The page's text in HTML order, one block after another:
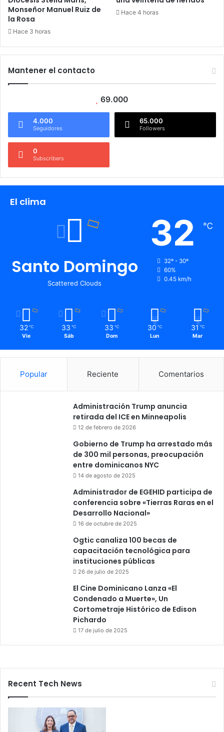
Monseñor Manuel Ruiz de
la Rosa
Hace 3 horas
Hace 4 horas
Mantener el contacto
69.000
4.000
Seguidores
65.000
Followers
0
Subscribers
El clima
Santo Domingo
Scattered Clouds
32 ℃
32º - 30º
60%
0.45 km/h
32 ℃
Vie
33 ℃
Sáb
33 ℃
Dom
30 ℃
Lun
31 ℃
Mar
Popular Reciente Comentarios
Administración Trump anuncia
retirada del ICE en Minneapolis
12 de febrero de 2026
Gobierno de Trump ha arrestado más
de 300 mil personas, preocupación
entre dominicanos NYC
14 de agosto de 2025
Administrador de EGEHID participa de
conferencia sobre «Tierras Raras en el
Desarrollo Nacional»
16 de octubre de 2025
Ogtic canaliza 100 becas de
capacitación tecnológica para
instituciones públicas
26 de julio de 2025
El Cine Dominicano Lanza «El
Condenado a Muerte», Un
Cortometraje Histórico de Edison
Pichardo
17 de julio de 2025
Recent Tech News